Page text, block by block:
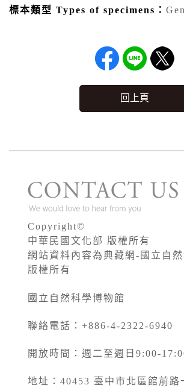
標本類型 Types of specimens：
回上頁
Copyright©
中華民國文化部 版權所有
網站資料內容為典藏網-國立自
版權所有
國立自然科學博物館
聯絡電話：+886-4-2322-6940
開放時間：週二至週日9:00-
地址：40453 臺中市北區館前路